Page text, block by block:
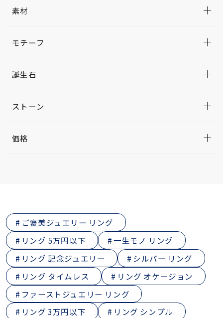
素材
モチーフ
誕生石
ストーン
価格
ご褒美ジュエリー リング
リング 5万円以下
一生モノ リング
リング 記念ジュエリー
シルバー リング
リング タイムレス
リング オケージョン
ファーストジュエリー リング
リング 3万円以下
リング シンプル